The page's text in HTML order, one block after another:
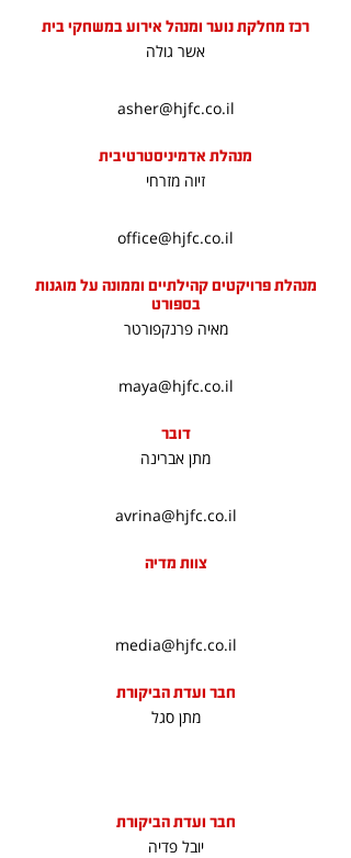
רכז מחלקת נוער ומנהל אירוע במשחקי בית
אשר גולה
asher@hjfc.co.il
מנהלת אדמיניסטרטיבית
זיוה מזרחי
office@hjfc.co.il
מנהלת פרויקטים קהילתיים וממונה על מוגנות
בספורט
מאיה פרנקפורטר
maya@hjfc.co.il
דובר
מתן אברינה
avrina@hjfc.co.il
צוות מדיה
media@hjfc.co.il
חבר ועדת הביקורת
מתן סגל
חבר ועדת הביקורת
יובל פדיה